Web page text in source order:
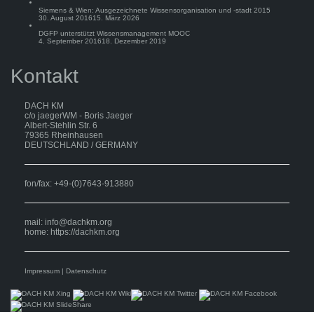
Siemens & Wien: Ausgezeichnete Wissensorganisation und -stadt 2015
30. August 201615. März 2026
DGFP unterstützt Wissensmanagement MOOC
4. September 201618. Dezember 2019
Kontakt
DACH KM
c/o jaegerWM - Boris Jaeger
Albert-Stehlin Str. 6
79365 Rheinhausen
DEUTSCHLAND / GERMANY
fon/fax: +49-(0)7643-913880
mail: info@dachkm.org
home: https://dachkm.org
Impressum | Datenschutz